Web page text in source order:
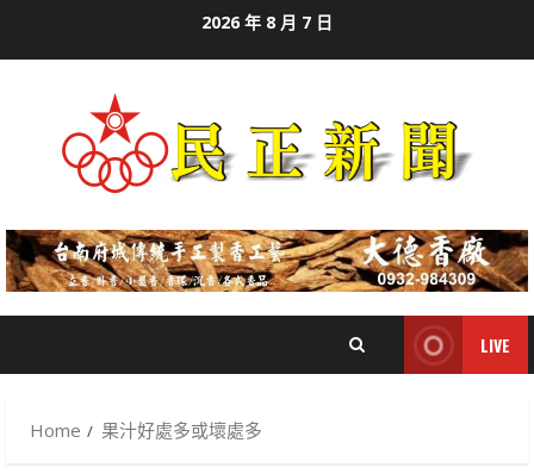
2026 年 8 月 7 日
LIVE
Home 果汁好處多或壞處多